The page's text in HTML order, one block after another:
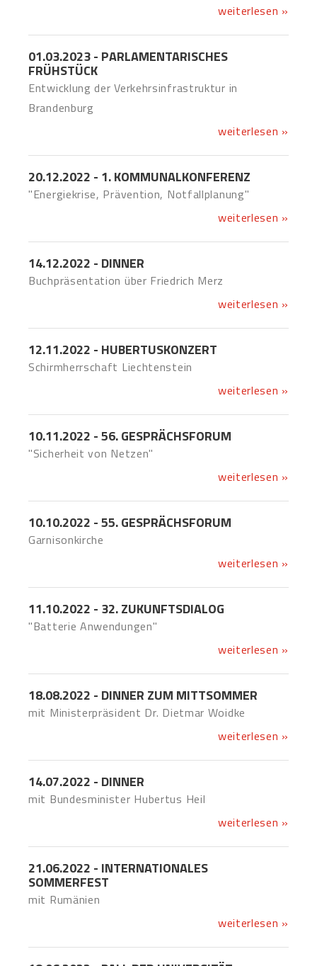
weiterlesen »
01.03.2023 - PARLAMENTARISCHES
FRÜHSTÜCK
Entwicklung der Verkehrsinfrastruktur in
Brandenburg
weiterlesen »
20.12.2022 - 1. KOMMUNALKONFERENZ
"Energiekrise, Prävention, Notfallplanung"
weiterlesen »
14.12.2022 - DINNER
Buchpräsentation über Friedrich Merz
weiterlesen »
12.11.2022 - HUBERTUSKONZERT
Schirmherrschaft Liechtenstein
weiterlesen »
10.11.2022 - 56. GESPRÄCHSFORUM
"Sicherheit von Netzen"
weiterlesen »
10.10.2022 - 55. GESPRÄCHSFORUM
Garnisonkirche
weiterlesen »
11.10.2022 - 32. ZUKUNFTSDIALOG
"Batterie Anwendungen"
weiterlesen »
18.08.2022 - DINNER ZUM MITTSOMMER
mit Ministerpräsident Dr. Dietmar Woidke
weiterlesen »
14.07.2022 - DINNER
mit Bundesminister Hubertus Heil
weiterlesen »
21.06.2022 - INTERNATIONALES
SOMMERFEST
mit Rumänien
weiterlesen »